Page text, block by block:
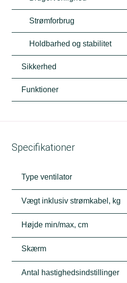
Strømforbrug
Holdbarhed og stabilitet
Sikkerhed
Funktioner
Specifikationer
Type ventilator
Vægt inklusiv strømkabel, kg
Højde min/max, cm
Skærm
Antal hastighedsindstillinger